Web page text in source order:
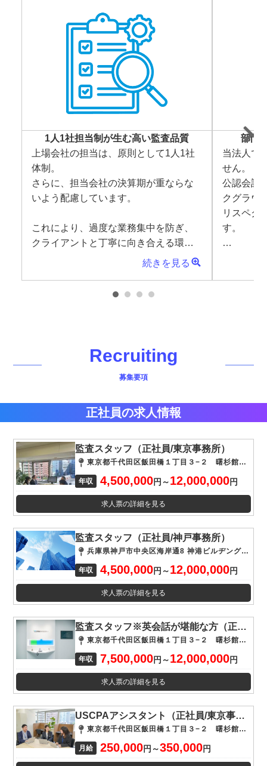
1人1社担当制が生む高い監査品質
上場会社の担当は、原則として1人1社
体制。
さらに、担当会社の決算期が重ならな
いよう配慮しています。
これにより、過度な業務集中を防ぎ、
クライアントと丁寧に向き合える環境
続きを見る
部門
当法人で
せん。
公認会計
クグラウ
リスペク
す。
Recruiting
募集要項
正社員の求人情報
監査スタッフ（正社員/東京事務所）
東京都千代田区飯田橋１丁目３−２ 曙杉館4階
年収 4,500,000円 ～12,000,000円
求人票の詳細を見る
監査スタッフ（正社員/神戸事務所）
兵庫県神戸市中央区海岸通8 神港ビルヂング1階
年収 4,500,000円 ～12,000,000円
求人票の詳細を見る
監査スタッフ※英会話が堪能な方（正社員/東京事務所）
東京都千代田区飯田橋１丁目３−２ 曙杉館４階
年収 7,500,000円 ～12,000,000円
求人票の詳細を見る
USCPAアシスタント（正社員/東京事務所）
東京都千代田区飯田橋１丁目３−２ 曙杉館４階
月給 250,000円 ～350,000円